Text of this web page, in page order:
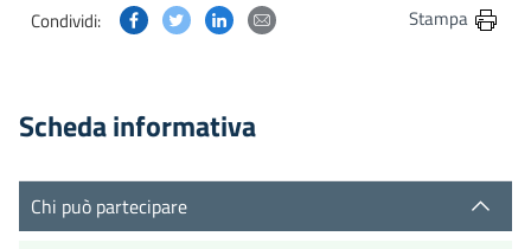
Condividi: Condividi questa pagina su Facebook
Condividi questa pagina su Twitter
Condividi questa pagina su Linkedin
Condividi questa pagina via
Stampa
Scheda informativa
Chi può partecipare